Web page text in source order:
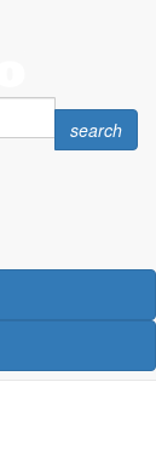
Search
search